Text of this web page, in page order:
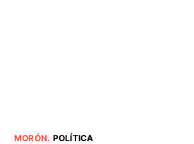
MORÓN. POLÍTICA